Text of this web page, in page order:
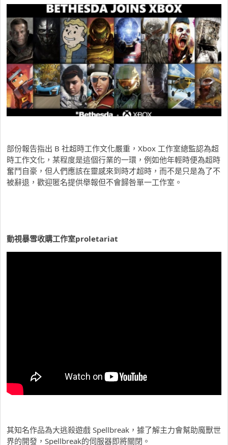
部份報告指出 B 社超時工作文化嚴重，Xbox 工作室總監認為超
時工作文化，某程度是這個行業的一環，例如他年輕時便為超時
奮鬥自豪，但人們應該在靈感來到時才超時，而不是只是為了不
被辭退，歡迎匿名提供舉報但不會歸咎單一工作室。
動視暴雪收購工作室proletariat
其知名作品為大逃殺遊戲 Spellbreak，據了解主力會幫助魔獸世
界的開發，Spellbreak的伺服器即將關閉。